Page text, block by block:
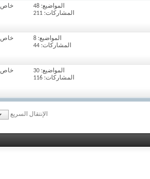
المواضيع: 48
المشاركات: 211
خاص
المواضيع: 8
المشاركات: 44
خاص
المواضيع: 30
المشاركات: 116
خاص
الإنتقال السريع